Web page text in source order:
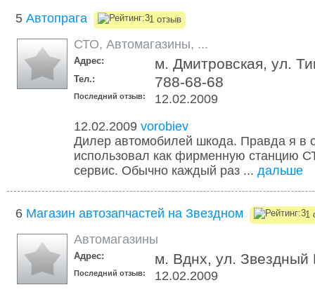
5 Автопрага 1 отзыв
СТО, Автомагазины, ...
Адрес: м. Дмитровская, ул.
Тел.: 788-68-68
Последний отзыв:
12.02.2009
12.02.2009 vorobiev
Дилер автомобилей шкода. Правда я в
использовал как фирменную станцию
сервис. Обычно каждый раз ... дальше
6 Магазин автозапчастей на Звездном 1
Автомагазины
Адрес: м. Вднх, ул. Звездный
Последний отзыв:
12.02.2009